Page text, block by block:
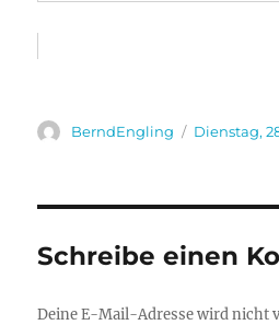
Autor
BerndEngling Dienstag,
Schreibe einen
Deine E-Mail-Adresse wird nicht